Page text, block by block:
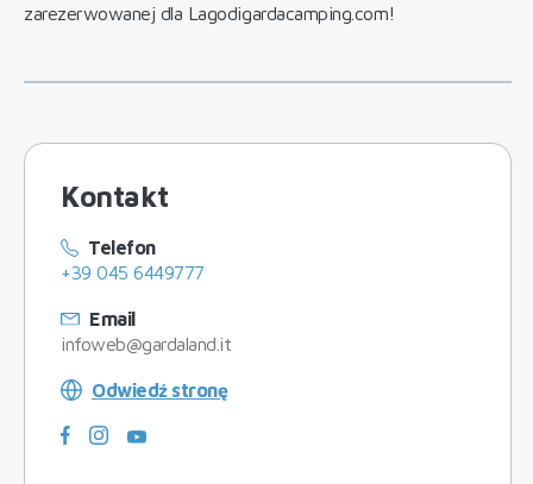
zarezerwowanej dla Lagodigardacamping.com!
Kontakt
Telefon
+39 045 6449777
Email
infoweb@gardaland.it
Odwiedź stronę